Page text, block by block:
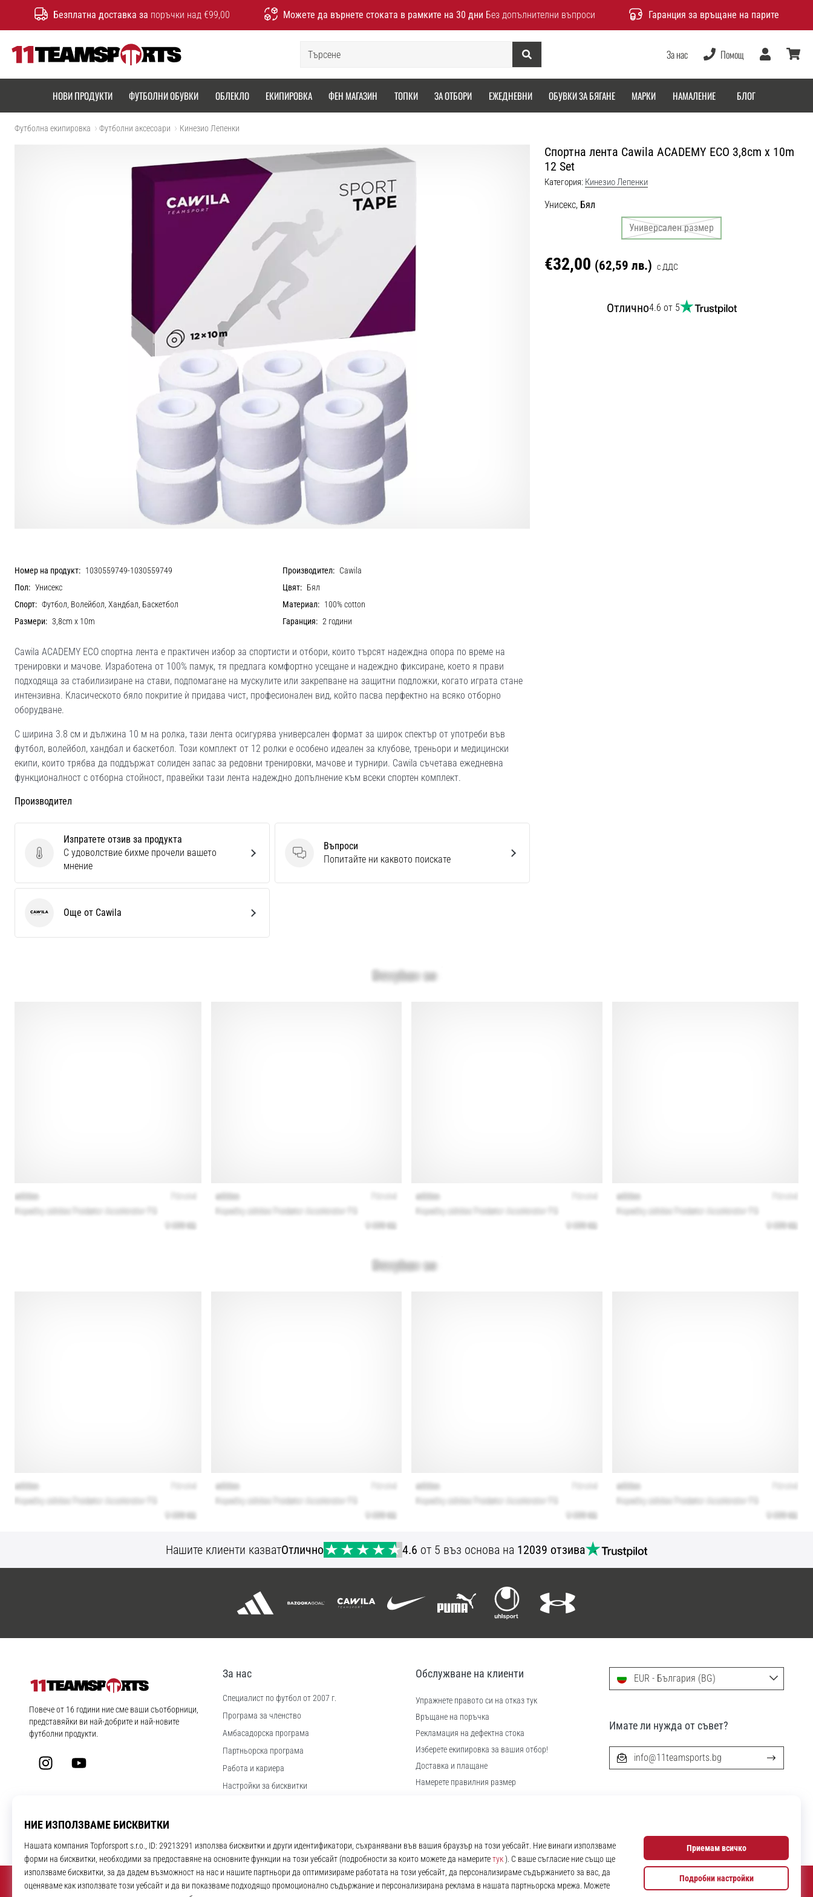
Безплатна доставка за поръчки над €99,00 Можете да върнете стоката в рамките на 30 дни Без допълнителни въпроси Гаранция за връщане на парите
Търсене
За нас Помощ
Потребител
НОВИ ПРОДУКТИ ФУТБОЛНИ ОБУВКИ ОБЛЕКЛО ЕКИПИРОВКА ФЕН МАГАЗИН ТОПКИ ЗА ОТБОРИ ЕЖЕДНЕВНИ ОБУВКИ ЗА БЯГАНЕ МАРКИ НАМАЛЕНИЕ БЛОГ
Футболна екипировка Футболни аксесоари Кинезио Лепенки
Спортна лента Cawila ACADEMY ECO 3,8cm x 10m
12 Set
Категория: Кинезио Лепенки
Унисекс, Бял
Универсален размер
€32,00 (62,59 лв.) с ДДС
Отлично4.6 от 5
Номер на продукт: 1030559749-1030559749 Производител: Cawila
Пол: Унисекс Цвят: Бял
Спорт: Футбол, Волейбол, Хандбал, Баскетбол Материал: 100% cotton
Размери: 3,8cm x 10m Гаранция: 2 години
Cawila ACADEMY ECO спортна лента е практичен избор за спортисти и отбори, които търсят надеждна опора по време на
тренировки и мачове. Изработена от 100% памук, тя предлага комфортно усещане и надеждно фиксиране, което я прави
подходяща за стабилизиране на стави, подпомагане на мускулите или закрепване на защитни подложки, когато играта стане
интензивна. Класическото бяло покритие ѝ придава чист, професионален вид, който пасва перфектно на всяко отборно
оборудване.
С ширина 3.8 см и дължина 10 м на ролка, тази лента осигурява универсален формат за широк спектър от употреби във
футбол, волейбол, хандбал и баскетбол. Този комплект от 12 ролки е особено идеален за клубове, треньори и медицински
екипи, които трябва да поддържат солиден запас за редовни тренировки, мачове и турнири. Cawila съчетава ежедневна
функционалност с отборна стойност, правейки тази лента надеждно допълнение към всеки спортен комплект.
Производител
Изпратете отзив за продукта
Изпратете отзив за продукта
С удоволствие бихме прочели вашето
мнение
Въпроси
Въпроси
Попитайте ни каквото поискате
Cawila Още от Cawila
Нашите клиенти казватОтлично 4.6 от 5 въз основа на 12039 отзива
11teamsports.bg
Повече от 16 години ние сме ваши съотборници,
представяйки ви най-добрите и най-новите
футболни продукти.
InstagramYouTube
За нас
Специалист по футбол от 2007 г.
Програма за членство
Aмбасадорска програма
Партньорска програма
Работа и кариера
Настройки за бисквитки
Обслужване на клиенти
Упражнете правото си на отказ тук
Връщане на поръчка
Рекламация на дефектна стока
Изберете екипировка за вашия отбор!
Доставка и плащане
Намерете правилния размер
EUR - България (BG)
Имате ли нужда от съвет?
info@11teamsports.bg